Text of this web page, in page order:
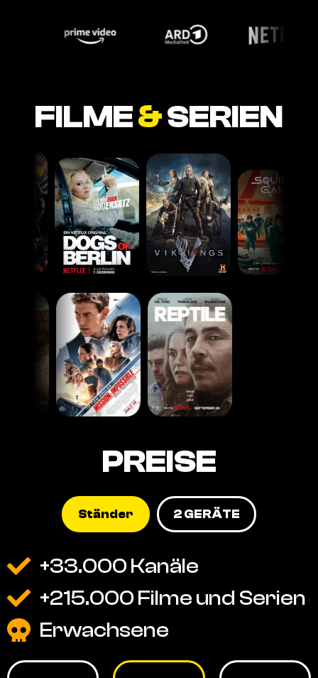
FILME&SERIEN
PREISE
Ständer 2 GERÄTE
+33.000 Kanäle
+215.000 Filme und Serien
Erwachsene